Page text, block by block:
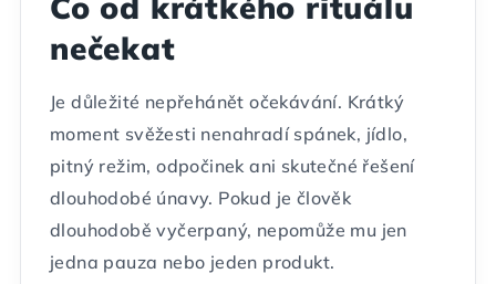
nečekat
Je důležité nepřehánět očekávání. Krátký
moment svěžesti nenahradí spánek, jídlo,
pitný režim, odpočinek ani skutečné řešení
dlouhodobé únavy. Pokud je člověk
dlouhodobě vyčerpaný, nepomůže mu jen
jedna pauza nebo jeden produkt.